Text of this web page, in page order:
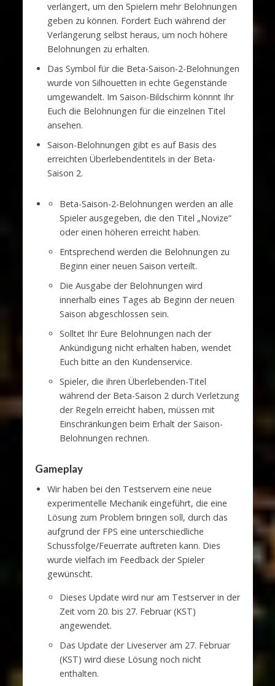
verlängert, um den Spielern mehr Belohnungen
geben zu können. Fordert Euch während der
Verlängerung selbst heraus, um noch höhere
Belohnungen zu erhalten.
Das Symbol für die Beta-Saison-2-Belohnungen
wurde von Silhouetten in echte Gegenstände
umgewandelt. Im Saison-Bildschirm könnnt Ihr
Euch die Belohnungen für die einzelnen Titel
ansehen.
Saison-Belohnungen gibt es auf Basis des
erreichten Überlebendentitels in der Beta-
Saison 2.
Beta-Saison-2-Belohnungen werden an alle
Spieler ausgegeben, die den Titel „Novize“
oder einen höheren erreicht haben.
Entsprechend werden die Belohnungen zu
Beginn einer neuen Saison verteilt.
Die Ausgabe der Belohnungen wird
innerhalb eines Tages ab Beginn der neuen
Saison abgeschlossen sein.
Solltet Ihr Eure Belohnungen nach der
Ankündigung nicht erhalten haben, wendet
Euch bitte an den Kundenservice.
Spieler, die ihren Überlebenden-Titel
während der Beta-Saison 2 durch Verletzung
der Regeln erreicht haben, müssen mit
Einschränkungen beim Erhalt der Saison-
Belohnungen rechnen.
Gameplay
Wir haben bei den Testservern eine neue
experimentelle Mechanik eingeführt, die eine
Lösung zum Problem bringen soll, durch das
aufgrund der FPS eine unterschiedliche
Schussfolge/Feuerrate auftreten kann. Dies
wurde vielfach im Feedback der Spieler
gewünscht.
Dieses Update wird nur am Testserver in der
Zeit vom 20. bis 27. Februar (KST)
angewendet.
Das Update der Liveserver am 27. Februar
(KST) wird diese Lösung noch nicht
enthalten.